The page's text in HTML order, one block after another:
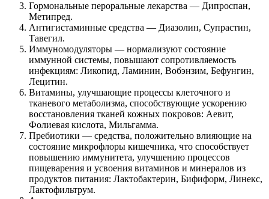
Гормональные пероральные лекарства — Дипроспан,
Метипред.
Антигистаминные средства — Диазолин, Супрастин,
Тавегил.
Иммуномодуляторы — нормализуют состояние
иммунной системы, повышают сопротивляемость
инфекциям: Ликопид, Ламинин, Вобэнзим, Бефунгин,
Лецитин.
Витамины, улучшающие процессы клеточного и
тканевого метаболизма, способствующие ускорению
восстановления тканей кожных покровов: Аевит,
Фолиевая кислота, Мильгамма.
Пребиотики — средства, положительно влияющие на
состояние микрофлоры кишечника, что способствует
повышению иммунитета, улучшению процессов
пищеварения и усвоения витаминов и минералов из
продуктов питания: Лактобактерин, Бифиформ, Линекс,
Лактофильтрум.